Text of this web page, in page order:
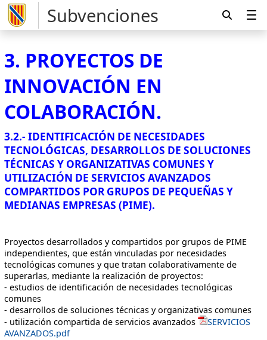
Subvenciones
3. PROYECTOS DE
INNOVACIÓN EN
COLABORACIÓN.
3.2.- IDENTIFICACIÓN DE NECESIDADES
TECNOLÓGICAS, DESARROLLOS DE SOLUCIONES
TÉCNICAS Y ORGANIZATIVAS COMUNES Y
UTILIZACIÓN DE SERVICIOS AVANZADOS
COMPARTIDOS POR GRUPOS DE PEQUEÑAS Y
MEDIANAS EMPRESAS (PIME).
Proyectos desarrollados y compartidos por grupos de PIME
independientes, que están vinculadas por necesidades
tecnológicas comunes y que tratan colaborativamente de
superarlas, mediante la realización de proyectos:
- estudios de identificación de necesidades tecnológicas
comunes
- desarrollos de soluciones técnicas y organizativas comunes
- utilización compartida de servicios avanzados
SERVICIOS
AVANZADOS.pdf